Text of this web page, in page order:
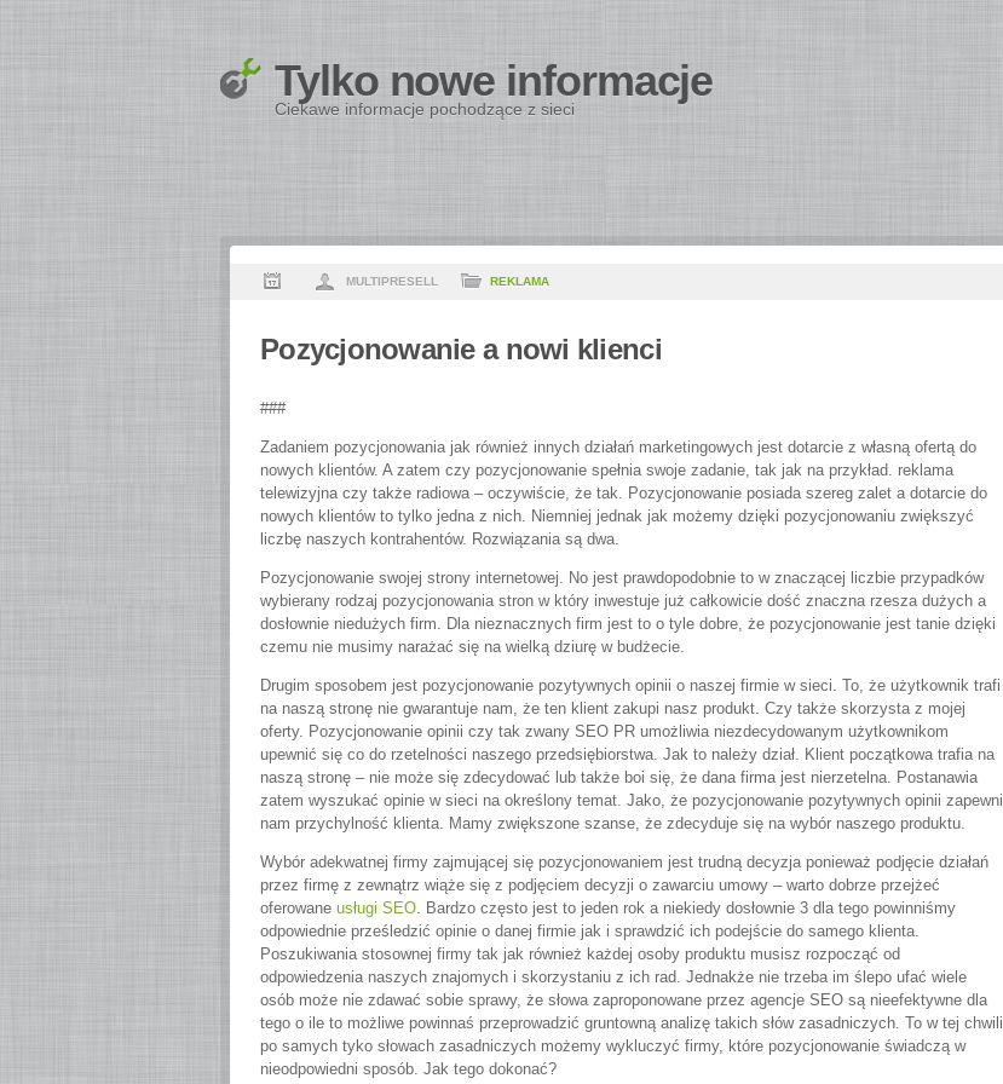
Tylko nowe informacje
Ciekawe informacje pochodzące z sieci
MULTIPRESELL REKLAMA
Pozycjonowanie a nowi klienci
###
Zadaniem pozycjonowania jak również innych działań marketingowych jest dotarcie z własną ofertą do
nowych klientów. A zatem czy pozycjonowanie spełnia swoje zadanie, tak jak na przykład. reklama
telewizyjna czy także radiowa – oczywiście, że tak. Pozycjonowanie posiada szereg zalet a dotarcie do
nowych klientów to tylko jedna z nich. Niemniej jednak jak możemy dzięki pozycjonowaniu zwiększyć
liczbę naszych kontrahentów. Rozwiązania są dwa.
Pozycjonowanie swojej strony internetowej. No jest prawdopodobnie to w znaczącej liczbie przypadków
wybierany rodzaj pozycjonowania stron w który inwestuje już całkowicie dość znaczna rzesza dużych a
dosłownie niedużych firm. Dla nieznacznych firm jest to o tyle dobre, że pozycjonowanie jest tanie dzięki
czemu nie musimy narażać się na wielką dziurę w budżecie.
Drugim sposobem jest pozycjonowanie pozytywnych opinii o naszej firmie w sieci. To, że użytkownik trafi
na naszą stronę nie gwarantuje nam, że ten klient zakupi nasz produkt. Czy także skorzysta z mojej
oferty. Pozycjonowanie opinii czy tak zwany SEO PR umożliwia niezdecydowanym użytkownikom
upewnić się co do rzetelności naszego przedsiębiorstwa. Jak to należy dział. Klient początkowa trafia na
naszą stronę – nie może się zdecydować lub także boi się, że dana firma jest nierzetelna. Postanawia
zatem wyszukać opinie w sieci na określony temat. Jako, że pozycjonowanie pozytywnych opinii zapewni
nam przychylność klienta. Mamy zwiększone szanse, że zdecyduje się na wybór naszego produktu.
Wybór adekwatnej firmy zajmującej się pozycjonowaniem jest trudną decyzja ponieważ podjęcie działań
przez firmę z zewnątrz wiąże się z podjęciem decyzji o zawarciu umowy – warto dobrze przejżeć
oferowane usługi SEO. Bardzo często jest to jeden rok a niekiedy dosłownie 3 dla tego powinniśmy
odpowiednie prześledzić opinie o danej firmie jak i sprawdzić ich podejście do samego klienta.
Poszukiwania stosownej firmy tak jak również każdej osoby produktu musisz rozpocząć od
odpowiedzenia naszych znajomych i skorzystaniu z ich rad. Jednakże nie trzeba im ślepo ufać wiele
osób może nie zdawać sobie sprawy, że słowa zaproponowane przez agencje SEO są nieefektywne dla
tego o ile to możliwe powinnaś przeprowadzić gruntowną analizę takich słów zasadniczych. To w tej chwili
po samych tyko słowach zasadniczych możemy wykluczyć firmy, które pozycjonowanie świadczą w
nieodpowiedni sposób. Jak tego dokonać?